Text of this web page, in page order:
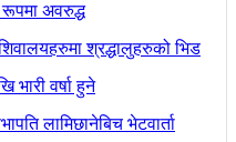
रूपमा अवरुद्ध
श्रद्धालुहरुको भिड
भारी वर्षा हुने
लामिछानेबिच भेटवार्ता